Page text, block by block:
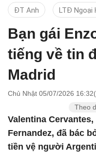
ĐT Anh LTĐ Ngoại
Bạn gái
tiếng về tin
Madrid
Chủ Nhật 05/07/2026
Theo
Valentina
Fernandez, đã bác
tiền vệ người